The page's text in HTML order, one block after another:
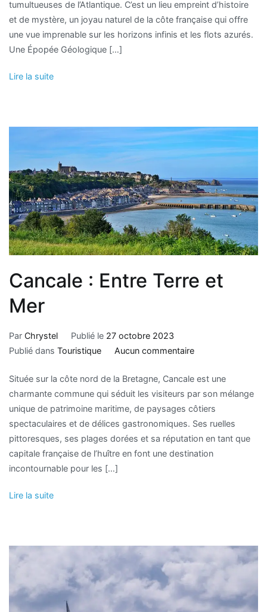
tumultueuses de l’Atlantique. C’est un lieu empreint d’histoire
et de mystère, un joyau naturel de la côte française qui offre
une vue imprenable sur les horizons infinis et les flots azurés.
Une Épopée Géologique […]
Lire la suite
Cancale : Entre Terre et
Mer
Par Chrystel Publié le 27 octobre 2023
Publié dans Touristique Aucun commentaire
Située sur la côte nord de la Bretagne, Cancale est une
charmante commune qui séduit les visiteurs par son mélange
unique de patrimoine maritime, de paysages côtiers
spectaculaires et de délices gastronomiques. Ses ruelles
pittoresques, ses plages dorées et sa réputation en tant que
capitale française de l’huître en font une destination
incontournable pour les […]
Lire la suite